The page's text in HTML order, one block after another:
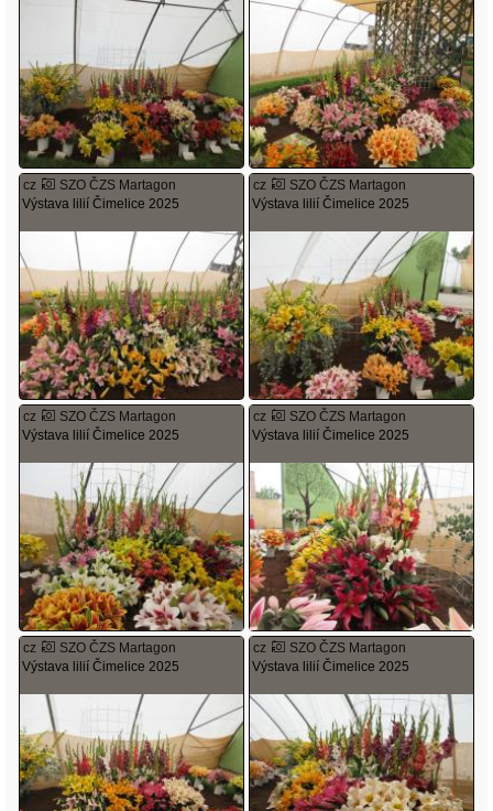
cz
SZO ČZS Martagon
Výstava lilií Čimelice 2025
cz
SZO ČZS Martagon
Výstava lilií Čimelice 2025
cz
SZO ČZS Martagon
Výstava lilií Čimelice 2025
cz
SZO ČZS Martagon
Výstava lilií Čimelice 2025
cz
SZO ČZS Martagon
Výstava lilií Čimelice 2025
cz
SZO ČZS Martagon
Výstava lilií Čimelice 2025